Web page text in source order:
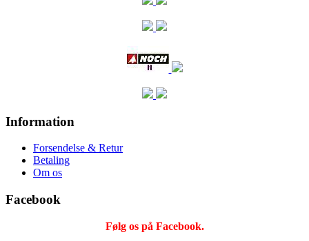
Information
Forsendelse & Retur
Betaling
Om os
Facebook
Følg os på Facebook.